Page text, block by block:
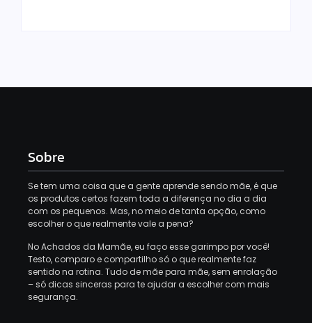
Sobre
Se tem uma coisa que a gente aprende sendo mãe, é que
os produtos certos fazem toda a diferença no dia a dia
com os pequenos. Mas, no meio de tanta opção, como
escolher o que realmente vale a pena?
No Achados da Mamãe, eu faço esse garimpo por você!
Testo, comparo e compartilho só o que realmente faz
sentido na rotina. Tudo de mãe para mãe, sem enrolação
– só dicas sinceras para te ajudar a escolher com mais
segurança.